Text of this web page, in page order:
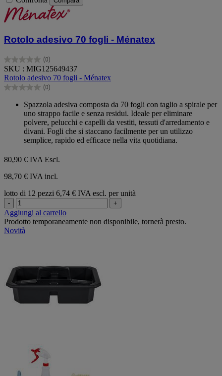
Rotolo adesivo 70 fogli - Ménatex
(0)
0.0
su
5
stelle.
SKU : MIG125649437
Rotolo adesivo 70 fogli - Ménatex
(0)
0.0
Spazzola adesiva composta da 70 fogli con taglio a spirale per
uno strappo facile e senza residui. Ideale per eliminare
polvere, pelucchi e capelli da vestiti, tessuti d'arredamento e
divani. Fogli che si staccano facilmente per un utilizzo
semplice, rapido ed efficace nella vita quotidiana.
80,90 € IVA Escl.
98,70 € IVA incl.
lotto di 12 pezzi 6,74 € IVA escl. per unità
- +
Aggiungi al carrello
Prodotto temporaneamente non disponibile, tornerà presto.
Novità